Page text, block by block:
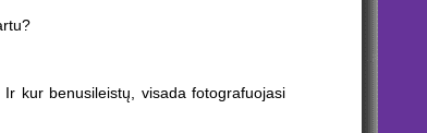
kur benusileistų, visada fotografuojasi